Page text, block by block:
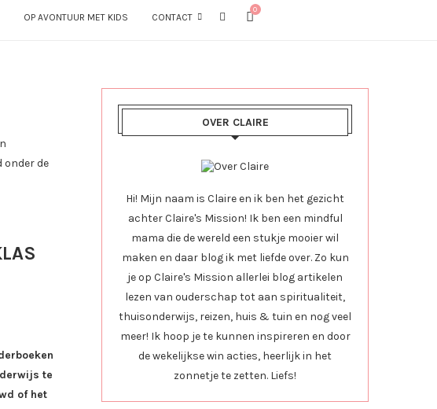
OP AVONTUUR MET KIDS CONTACT
0
onder de
te
of het
OVER CLAIRE
Hi! Mijn naam is Claire en ik ben het gezicht
achter Claire's Mission! Ik ben een mindful
mama die de wereld een stukje mooier wil
maken en daar blog ik met liefde over. Zo kun
je op Claire's Mission allerlei blog artikelen
lezen van ouderschap tot aan spiritualiteit,
thuisonderwijs, reizen, huis & tuin en nog veel
meer! Ik hoop je te kunnen inspireren en door
de wekelijkse win acties, heerlijk in het
zonnetje te zetten. Liefs!